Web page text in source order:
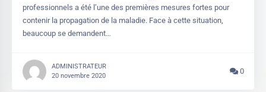
professionnels a été l’une des premières mesures fortes pour
contenir la propagation de la maladie. Face à cette situation,
beaucoup se demandent…
ADMINISTRATEUR
20 novembre 2020
0